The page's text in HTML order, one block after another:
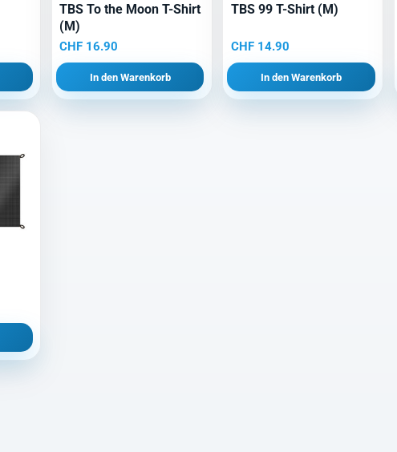
TBS To the Moon T-Shirt
(M)
CHF 16.90
In den Warenkorb
TBS 99 T-Shirt (M)
CHF14.90
In den Warenkorb